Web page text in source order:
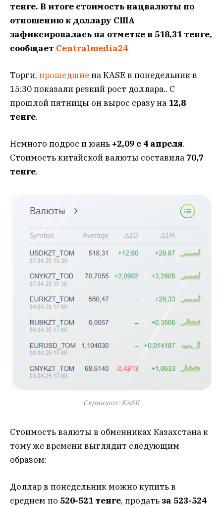
тенге. В итоге стоимость нацвалюты по
отношению к доллару США
зафиксировалась на отметке в 518,31 тенге,
сообщает Centralmedia24
Торги, прошедшиена KASE в понедельник в
15:30 показали резкий рост доллара.. С
прошлой пятницы он вырос сразу на 12,8
тенге.
Немного подрос и юань +2,09 с 4 апреля.
Стоимость китайской валюты составила70,7
тенге.
Скриншот: KASE
Стоимость валюты в обменниках Казахстана к
тому же времени выглядит следующим
образом:
Доллар в понедельник можно купить в
среднем по 520-521 тенге, продать за 523-524